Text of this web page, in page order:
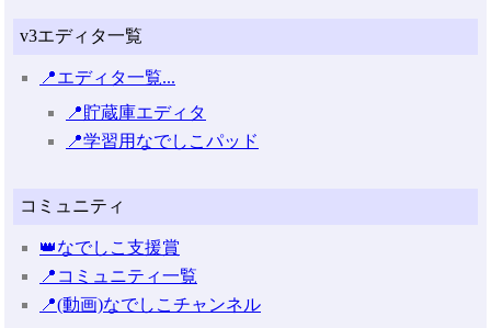
v3エディタ一覧
📍エディタ一覧...
📍貯蔵庫エディタ
📍学習用なでしこパッド
コミュニティ
👑なでしこ支援賞
📍コミュニティ一覧
📍(動画)なでしこチャンネル